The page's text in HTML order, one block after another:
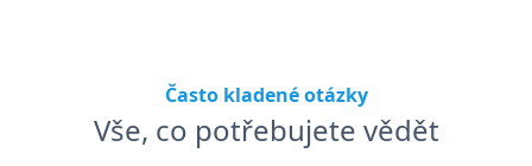
Často kladené otázky
Vše, co potřebujete vědět